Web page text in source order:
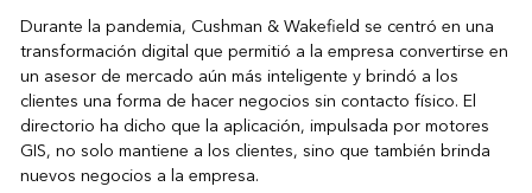
Durante la pandemia, Cushman & Wakefield se centró en una
transformación digital que permitió a la empresa convertirse en
un asesor de mercado aún más inteligente y brindó a los
clientes una forma de hacer negocios sin contacto físico. El
directorio ha dicho que la aplicación, impulsada por motores
GIS, no solo mantiene a los clientes, sino que también brinda
nuevos negocios a la empresa.